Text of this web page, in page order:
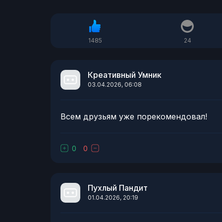
1485 24
Креативный Умник
03.04.2026, 06:08
Всем друзьям уже порекомендовал!
0 0
Пухлый Пандит
01.04.2026, 20:19